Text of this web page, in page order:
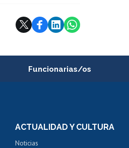
Funcionarias/os
Portal de movilidad interna
Certificado de renta
ACTUALIDAD Y CULTURA
Noticias